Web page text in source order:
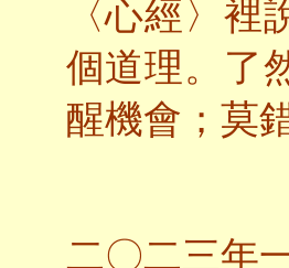
〈心經〉
個道理。了
醒機會；莫
二〇二三年